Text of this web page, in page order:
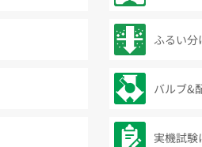
ふるい分
バルブ&
実機試験